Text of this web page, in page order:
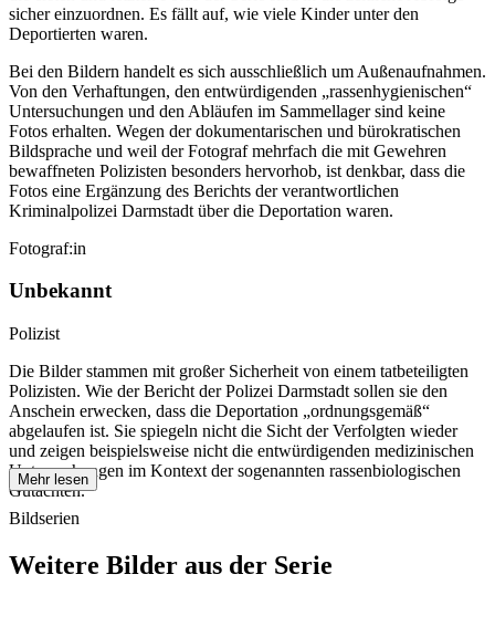
sicher einzuordnen. Es fällt auf, wie viele Kinder unter den
Deportierten waren.
Bei den Bildern handelt es sich ausschließlich um Außenaufnahmen.
Von den Verhaftungen, den entwürdigenden „rassenhygienischen“
Untersuchungen und den Abläufen im Sammellager sind keine
Fotos erhalten. Wegen der dokumentarischen und bürokratischen
Bildsprache und weil der Fotograf mehrfach die mit Gewehren
bewaffneten Polizisten besonders hervorhob, ist denkbar, dass die
Fotos eine Ergänzung des Berichts der verantwortlichen
Kriminalpolizei Darmstadt über die Deportation waren.
Fotograf:in
Unbekannt
Polizist
Die Bilder stammen mit großer Sicherheit von einem tatbeteiligten
Polizisten. Wie der Bericht der Polizei Darmstadt sollen sie den
Anschein erwecken, dass die Deportation „ordnungsgemäß“
abgelaufen ist. Sie spiegeln nicht die Sicht der Verfolgten wieder
und zeigen beispielsweise nicht die entwürdigenden medizinischen
Untersuchungen im Kontext der sogenannten rassenbiologischen
Gutachten.
Mehr lesen
Bildserien
Weitere Bilder aus der Serie